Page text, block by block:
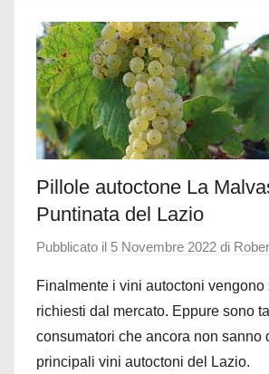
Vini
con
una
storia
da
raccontare
Pillole autoctone La
Puntinata del Lazio
Pubblicato il 5 Novembre 2022 di
Finalmente i vini autoctoni vengono
richiesti dal mercato. Eppure sono
consumatori che ancora non sanno
principali vini autoctoni del Lazio.